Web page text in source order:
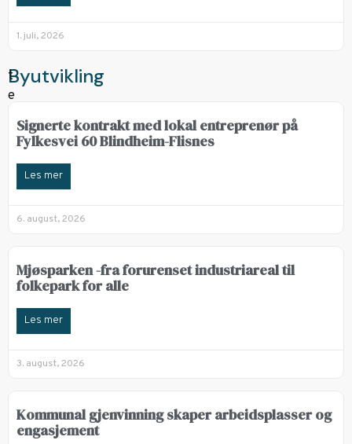
1. juli, 2026
Byutvikling
Signerte kontrakt med lokal entreprenør på
Fylkesvei 60 Blindheim-Flisnes
Les mer
6. august, 2026
Mjøsparken -fra forurenset industriareal til
folkepark for alle
Les mer
3. august, 2026
Kommunal gjenvinning skaper arbeidsplasser og
engasjement